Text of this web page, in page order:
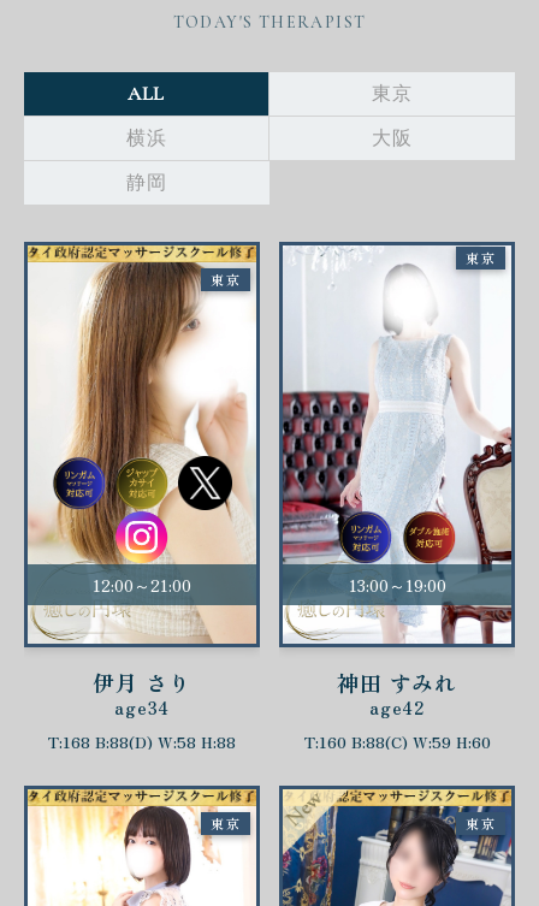
TODAY'S THERAPIST
ALL
東京
横浜
大阪
静岡
12:00～21:00
伊月 さり
age34
T:168 B:88(D) W:58 H:88
東京
13:00～19:00
神田 すみれ
age42
T:160 B:88(C) W:59 H:60
東京
東京 東京